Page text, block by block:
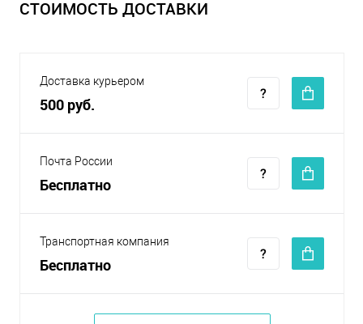
СТОИМОСТЬ ДОСТАВКИ
Доставка курьером
500 руб.
Почта России
Бесплатно
Транспортная компания
Бесплатно